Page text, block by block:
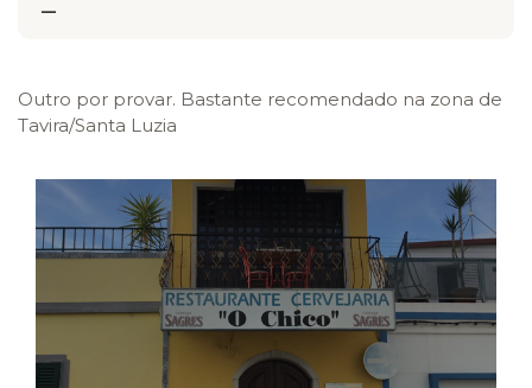
—
Outro por provar. Bastante recomendado na zona de
Tavira/Santa Luzia